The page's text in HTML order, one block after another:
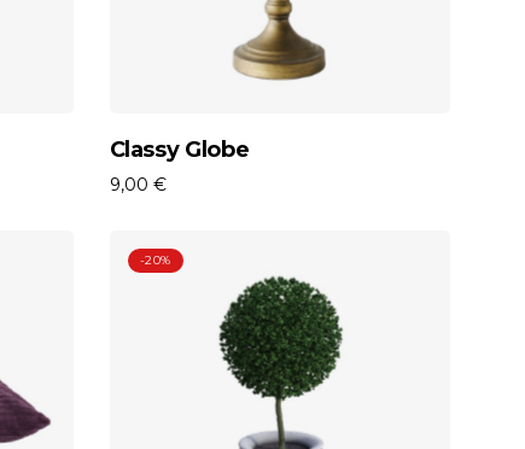
Aggiungi Al Carrello
Classy Globe
9,00 €
-20%